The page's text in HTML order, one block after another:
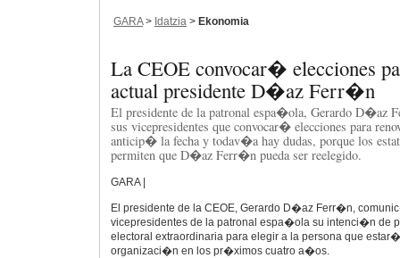
GARA> Idatzia > Ekonomia
La CEOE convocar� elecciones
actual presidente D�az Ferr�n
El presidente de la patronal espa�ola, Gerardo D�az
sus vicepresidentes que convocar� elecciones para
anticip� la fecha y todav�a hay dudas, porque los
permiten que D�az Ferr�n pueda ser reelegido.
GARA |
El presidente de la CEOE, Gerardo D�az Ferr�n,
vicepresidentes de la patronal espa�ola su intenci�n de
electoral extraordinaria para elegir a la persona que
organizaci�n en los pr�ximos cuatro a�os.